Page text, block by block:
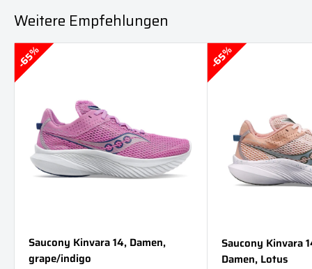
Weitere Empfehlungen
65%
Saucony Kinvara 14, Damen,
grape/indigo
65%
Saucony Kinvara
Damen, Lotus